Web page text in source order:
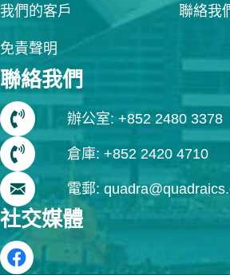
我們的客戶 聯絡我
免責聲明
聯絡我們
辦公室: +852 2480 3378
倉庫: +852 2420 4710
電郵:
社交媒體